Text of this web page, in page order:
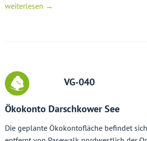
weiterlesen →
VG-040
Ökokonto Darschkower See
Die geplante Ökokontofläche befindet